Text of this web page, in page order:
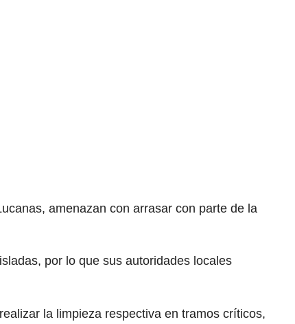
amenazan con arrasar con parte de la
por lo que sus autoridades locales
la limpieza respectiva en tramos críticos,